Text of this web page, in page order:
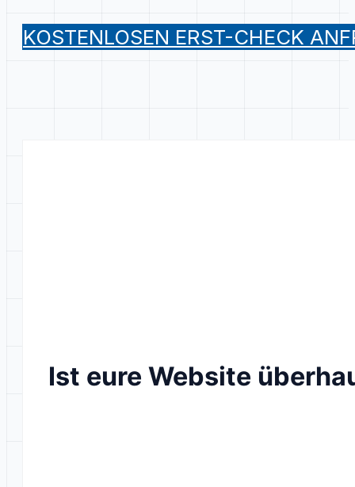
KOSTENLOSEN ERST-CHECK
Ist eure Website